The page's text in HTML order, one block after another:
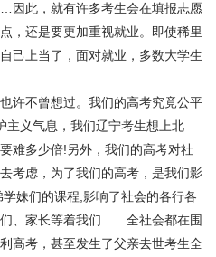
因此，就有许多考生会在填报志愿
，还是要更加重视就业。即使稀里
己上当了，面对就业，多数大学生
不曾想过。我们的高考究竟公平
主义气息，我们辽宁考生想上北
难多少倍!另外，我们的高考对社
考虑，为了我们的高考，是我们影
妹们的课程;影响了社会的各行各
、家长等着我们……全社会都在围
高考，甚至发生了父亲去世考生全